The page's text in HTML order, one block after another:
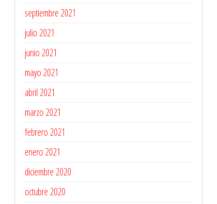
septiembre 2021
julio 2021
junio 2021
mayo 2021
abril 2021
marzo 2021
febrero 2021
enero 2021
diciembre 2020
octubre 2020